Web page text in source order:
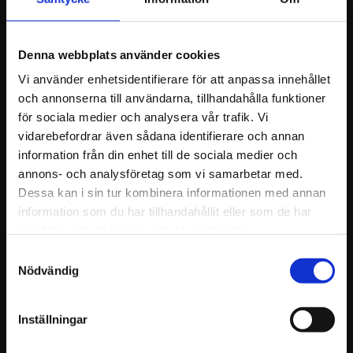
Denna webbplats använder cookies
Vi använder enhetsidentifierare för att anpassa innehållet
och annonserna till användarna, tillhandahålla funktioner
för sociala medier och analysera vår trafik. Vi
vidarebefordrar även sådana identifierare och annan
information från din enhet till de sociala medier och
annons- och analysföretag som vi samarbetar med.
Dessa kan i sin tur kombinera informationen med annan
information som du har tillhandahållit eller som de har
Nödvändig
Inställningar
Top Gum Lim Race
490ml
Högeffektivt lim för plastning av
1 180
KÖP
Top Gum Lim Svart
490ml
Top Gum rekonstruktionslim är
använda limet för att fästa
material av järn, aluminium och
kompositmaterial.